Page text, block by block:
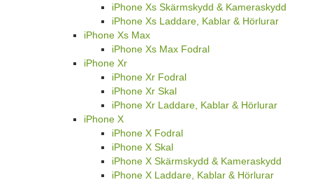
iPhone Xs Skärmskydd & Kameraskydd
iPhone Xs Laddare, Kablar & Hörlurar
iPhone Xs Max
iPhone Xs Max Fodral
iPhone Xr
iPhone Xr Fodral
iPhone Xr Skal
iPhone Xr Laddare, Kablar & Hörlurar
iPhone X
iPhone X Fodral
iPhone X Skal
iPhone X Skärmskydd & Kameraskydd
iPhone X Laddare, Kablar & Hörlurar